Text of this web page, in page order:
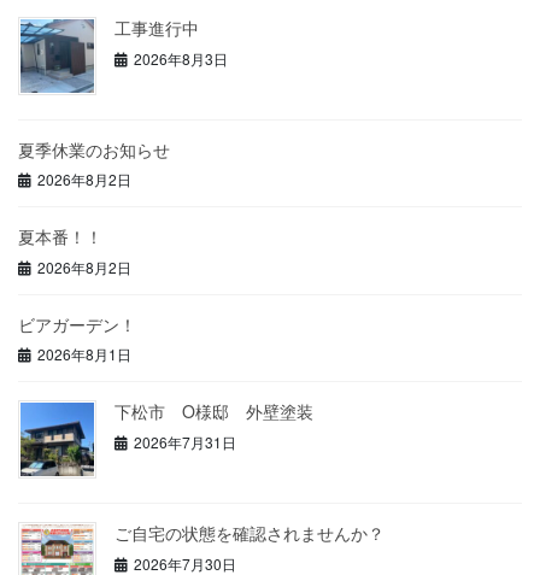
工事進行中
2026年8月3日
夏季休業のお知らせ
2026年8月2日
夏本番！！
2026年8月2日
ビアガーデン！
2026年8月1日
下松市 O様邸 外壁塗装
2026年7月31日
ご自宅の状態を確認されませんか？
2026年7月30日